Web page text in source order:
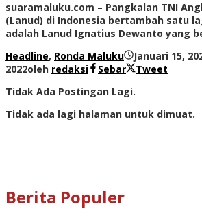
suaramaluku.com – Pangkalan TNI
(Lanud) di Indonesia bertambah satu
adalah Lanud Ignatius Dewanto yang
Headline, Ronda Maluku Januari 15,
2022oleh redaksi Sebar
Tweet
Tidak Ada Postingan Lagi.
Tidak ada lagi halaman untuk dimuat.
Berita Populer